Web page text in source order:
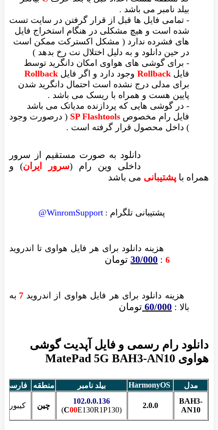
نامبر می باشد .
فایل ها قبل از قرار گرفتن در سایت تست
است و هیچ مشکلی در هنگام استخراج فایل
فشرده ندارد ( مشکل اکسترکت ممکن است
حین دانلود و به دلیل اختلال نت رخ بدهد )
گوشی های هواوی امکان دانگرید توسط
Rollback وجود دارد و اگر فایل Rollback
مدلی درج نشده است احتمال دانگرید شدن
هست و همراه با ریسک می باشد .
گوشی هایی که پردازنده مدیاتک می باشد
رام مخصوصSP Flashtools( درصورت وجود
محصول قرار گرفته است .
دانلود به صورت مستقیم از سرور
داخلی وین رام (سرور ایران)و
پشتیبانی می باشد
پشتیبانی تلگرام : WinromSupport@
هزینه دانلود برای هر فایل
هواوی تا اندروید
30/000 تومان
هزینه دانلود برایهر فایل هواوی از اندروید7 به
60/000 تومان
رام رسمی و فایل آپدیت گوشی
بیلد نامبر منطقه فارسی
حجم
2.0.0
102.0.0.136
(
C00E130R1P130)
چین کیبورد
4.50
GB